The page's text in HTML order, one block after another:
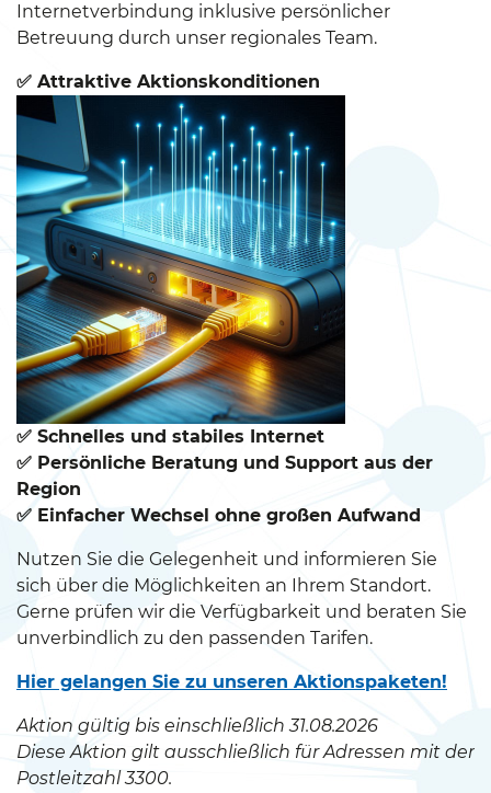
Internetverbindung inklusive persönlicher
Betreuung durch unser regionales Team.
✅ Attraktive Aktionskonditionen
✅ Schnelles und stabiles Internet
✅ Persönliche Beratung und Support aus der
Region
✅ Einfacher Wechsel ohne großen Aufwand
Nutzen Sie die Gelegenheit und informieren Sie
sich über die Möglichkeiten an Ihrem Standort.
Gerne prüfen wir die Verfügbarkeit und beraten Sie
unverbindlich zu den passenden Tarifen.
Hier gelangen Sie zu unseren Aktionspaketen!
Aktion gültig bis einschließlich 31.08.2026
Diese Aktion gilt ausschließlich für Adressen mit der
Postleitzahl 3300.